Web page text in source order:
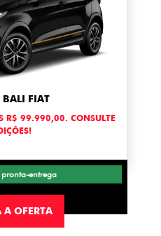
BALI FIAT
R$ 99.990,00. CONSULTE
entrega
A OFERTA